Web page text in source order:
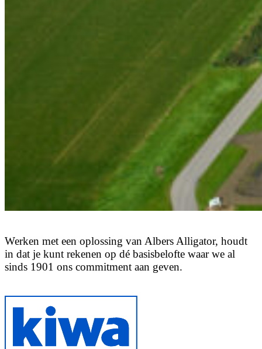
Werken met een oplossing van Albers Alligator, houdt
in dat je kunt rekenen op dé basisbelofte waar we al
sinds 1901 ons commitment aan geven.